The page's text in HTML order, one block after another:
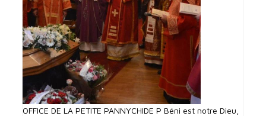
OFFICE DE LA PETITE PANNYCHIDE P Béni est notre Dieu,